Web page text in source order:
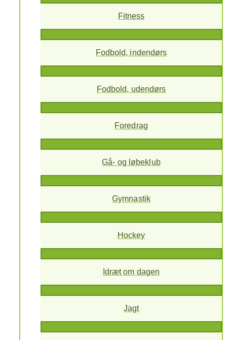
Fitness
Fodbold, indendørs
Fodbold, udendørs
Foredrag
Gå- og løbeklub
Gymnastik
Hockey
Idræt om dagen
Jagt